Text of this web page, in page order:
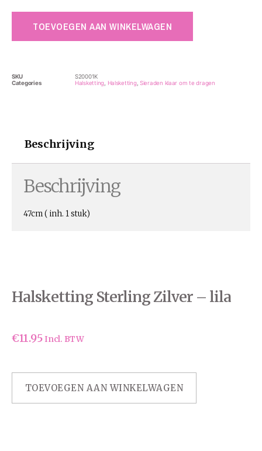
TOEVOEGEN AAN WINKELWAGEN
SKU
S20001K
Categories
Halsketting Halsketting, Sieraden klaar om te dragen
Halsketting Sterling Zilver – lila
€11.95 Incl. BTW
TOEVOEGEN AAN WINKELWAGEN
Beschrijving
Beschrijving
47cm ( inh. 1 stuk)